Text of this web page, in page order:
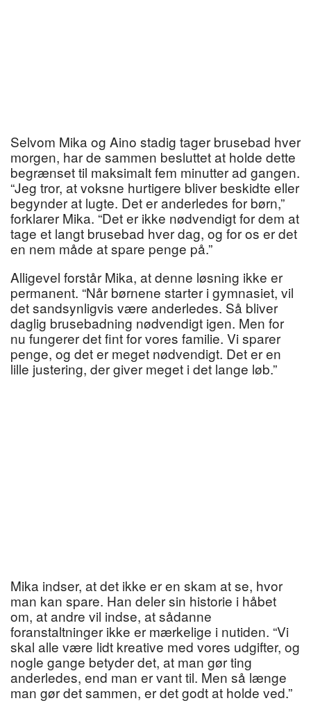
Selvom Mika og Aino stadig tager brusebad hver
morgen, har de sammen besluttet at holde dette
begrænset til maksimalt fem minutter ad gangen.
“Jeg tror, at voksne hurtigere bliver beskidte eller
begynder at lugte. Det er anderledes for børn,”
forklarer Mika. “Det er ikke nødvendigt for dem at
tage et langt brusebad hver dag, og for os er det
en nem måde at spare penge på.”
Alligevel forstår Mika, at denne løsning ikke er
permanent. “Når børnene starter i gymnasiet, vil
det sandsynligvis være anderledes. Så bliver
daglig brusebadning nødvendigt igen. Men for
nu fungerer det fint for vores familie. Vi sparer
penge, og det er meget nødvendigt. Det er en
lille justering, der giver meget i det lange løb.”
Mika indser, at det ikke er en skam at se, hvor
man kan spare. Han deler sin historie i håbet
om, at andre vil indse, at sådanne
foranstaltninger ikke er mærkelige i nutiden. “Vi
skal alle være lidt kreative med vores udgifter, og
nogle gange betyder det, at man gør ting
anderledes, end man er vant til. Men så længe
man gør det sammen, er det godt at holde ved.”